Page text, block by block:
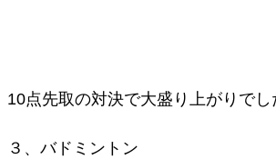
10点先取の対決で大盛り上がりで
３、バドミントン